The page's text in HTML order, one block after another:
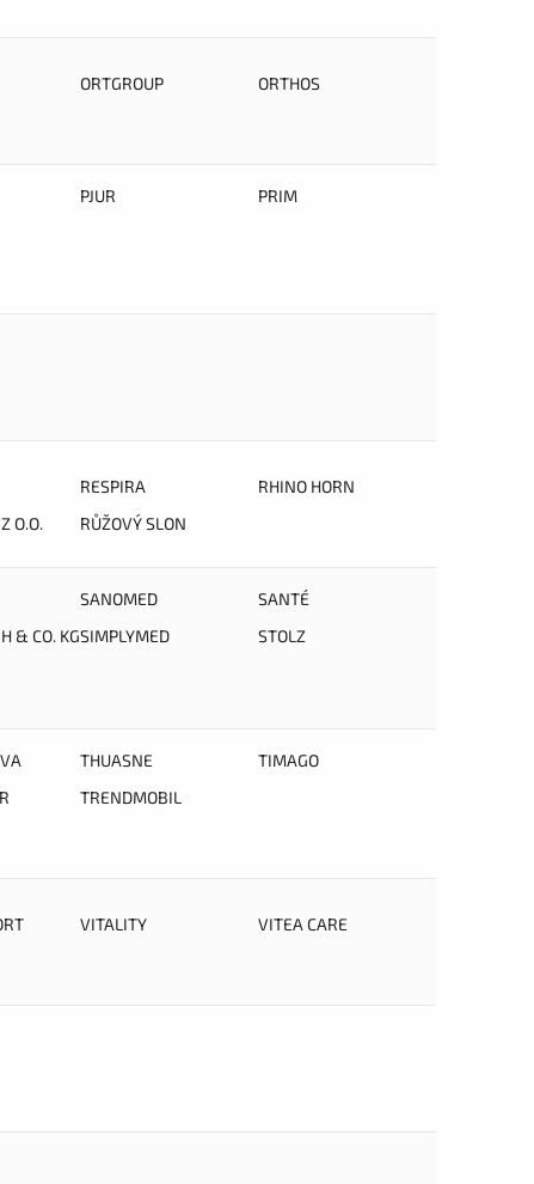
ORTGROUP
ORTHOS
PJUR PRIM
RESPIRA
RHINO HORN
O.O. RŮŽOVÝ SLON
SANOMED
SANTÉ
& CO. KGSIMPLYMED STOLZ
THUASNE
TIMAGO
TRENDMOBIL
VITALITY
VITEA CARE